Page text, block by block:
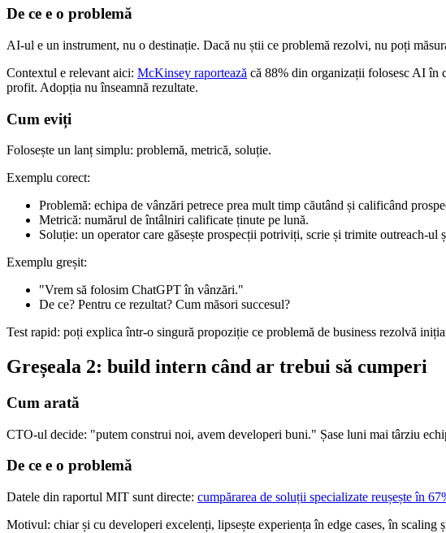
De ce e o problemă
AI-ul e un instrument, nu o destinație. Dacă nu știi ce problemă rezolvi, nu poți
Contextul e relevant aici: McKinsey raportează că 88% din organizații folosesc AI în
profit. Adopția nu înseamnă rezultate.
Cum eviți
Folosește un lanț simplu: problemă, metrică, soluție.
Exemplu corect:
Problemă: echipa de vânzări petrece prea mult timp căutând și calificând
Metrică: numărul de întâlniri calificate ținute pe lună.
Soluție: un operator care găsește prospecții potriviți, scrie și trimite outreach-ul
Exemplu greșit:
"Vrem să folosim ChatGPT în vânzări."
De ce? Pentru ce rezultat? Cum măsori succesul?
Test rapid: poți explica într-o singură propoziție ce problemă de business rezolvă
Greșeala 2: build intern când ar trebui să cumperi
Cum arată
CTO-ul decide: "putem construi noi, avem developeri buni." Șase luni mai târziu
De ce e o problemă
Datele din raportul MIT sunt directe: cumpărarea de soluții specializate reușește în
Motivul: chiar și cu developeri excelenți, lipsește experiența în edge cases, în